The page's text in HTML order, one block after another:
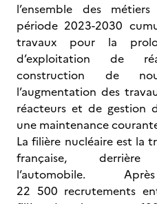
l’ensemble des
période 2023-2030
travaux pour la
d’exploitation de
construction de
l’augmentation des
réacteurs et de gestion
une maintenance
La filière nucléaire est la
française,
l’automobile.
22 500 recrutements